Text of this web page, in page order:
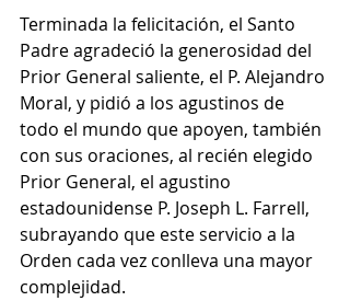
Terminada la felicitación, el Santo
Padre agradeció la generosidad del
Prior General saliente, el P. Alejandro
Moral, y pidió a los agustinos de
todo el mundo que apoyen, también
con sus oraciones, al recién elegido
Prior General, el agustino
estadounidense P. Joseph L. Farrell,
subrayando que este servicio a la
Orden cada vez conlleva una mayor
complejidad.